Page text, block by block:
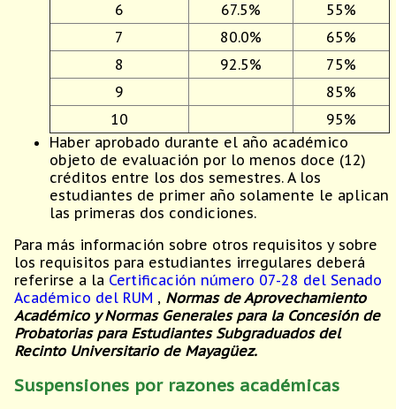
6
67.5%
55%
7
80.0%
65%
8
92.5%
75%
9
85%
10
95%
Haber aprobado durante el año académico
objeto de evaluación por lo menos doce (12)
créditos entre los dos semestres. A los
estudiantes de primer año solamente le aplican
las primeras dos condiciones.
Para más información sobre otros requisitos y sobre
los requisitos para estudiantes irregulares deberá
referirse a la Certificación número 07-28 del Senado
Académico del RUM , Normas de Aprovechamiento
Académico y Normas Generales para la Concesión de
Probatorias para Estudiantes Subgraduados del
Recinto Universitario de Mayagüez.
Suspensiones por razones académicas